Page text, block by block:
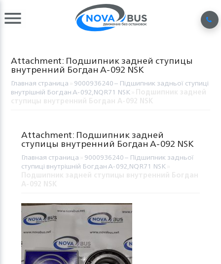
Attachment: Подшипник задней ступицы
внутренний Богдан А-092 NSK
Главная страница 9000936240 – Підшипник задньої ступиці
внутрішній Богдан А-092,NQR71 NSK
Attachment: Подшипник задней
ступицы внутренний Богдан А-092 NSK
Главная страница 9000936240 – Підшипник задньої
ступиці внутрішній Богдан А-092,NQR71 NSK»